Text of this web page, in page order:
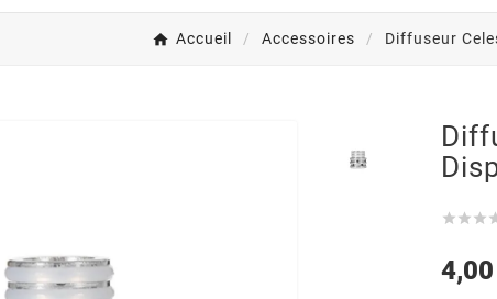
Accueil Accessoires Diffuseur
  